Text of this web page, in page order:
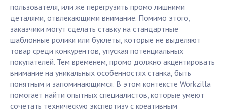
пользователя, или же перегрузить промо лишними
деталями, отвлекающими внимание. Помимо этого,
заказчики могут сделать ставку на стандартные
шаблонные ролики или буклеты, которые не выделяют
товар среди конкурентов, упуская потенциальных
покупателей. Тем временем, промо должно акцентировать
внимание на уникальных особенностях станка, быть
понятным и запоминающимся. В этом контексте Workzilla
помогает найти опытных специалистов, которые умеют
сочетать техническую экспертизу с креативным